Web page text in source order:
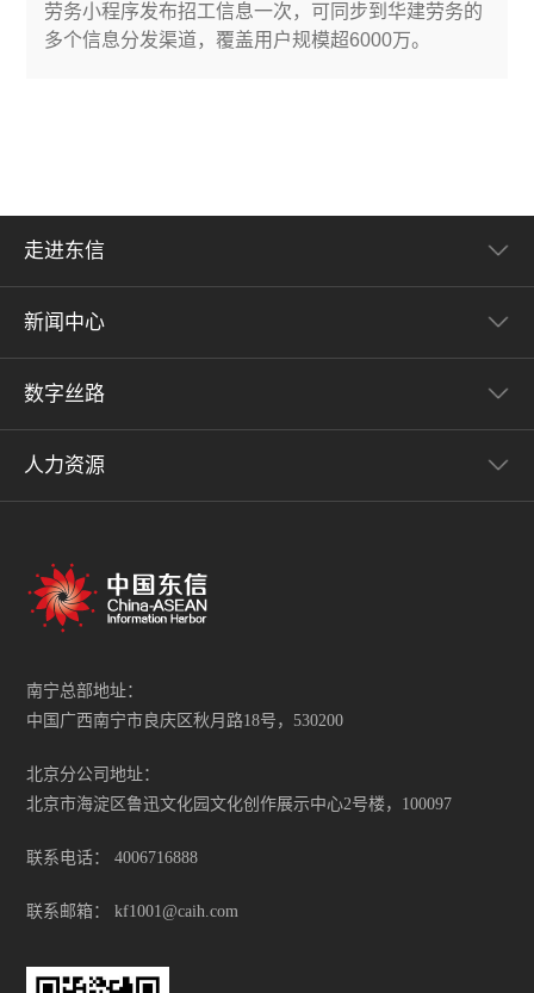
劳务小程序发布招工信息一次，可同步到华建劳务的
多个信息分发渠道，覆盖用户规模超6000万。
走进东信
新闻中心
数字丝路
人力资源
南宁总部地址：
中国广西南宁市良庆区秋月路18号，530200
北京分公司地址：
北京市海淀区鲁迅文化园文化创作展示中心2号楼，100097
联系电话： 4006716888
联系邮箱： kf1001@caih.com